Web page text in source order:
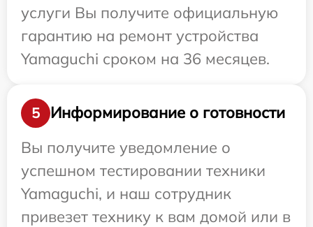
услуги Вы получите официальную
гарантию на ремонт устройства
Yamaguchi сроком на 36 месяцев.
5
Информирование о готовности
Вы получите уведомление о
успешном тестировании техники
Yamaguchi, и наш сотрудник
привезет технику к вам домой или в